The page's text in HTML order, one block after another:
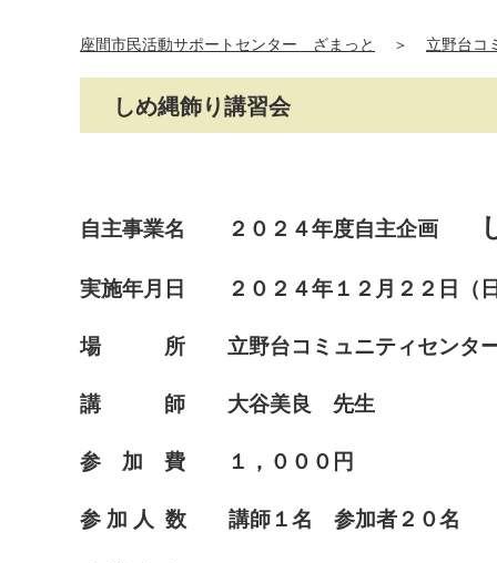
座間市民活動サポートセンター ざまっと ＞ 立野台コ
しめ縄飾り講習会
自主事業名 ２０２４年度自主企画
実施年月日 ２０２４年１２月２２日（
場 所 立野台コミュニティセンタ
講 師 大谷美良 先生
参 加 費 １，０００円
参 加 人 数 講師１名 参加者２０名
マイメディア検索